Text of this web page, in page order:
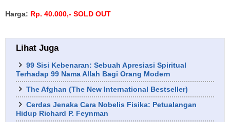
Harga: Rp. 40.000,- SOLD OUT
Lihat Juga
99 Sisi Kebenaran: Sebuah Apresiasi Spiritual
Terhadap 99 Nama Allah Bagi Orang Modern
The Afghan (The New International Bestseller)
Cerdas Jenaka Cara Nobelis Fisika: Petualangan
Hidup Richard P. Feynman